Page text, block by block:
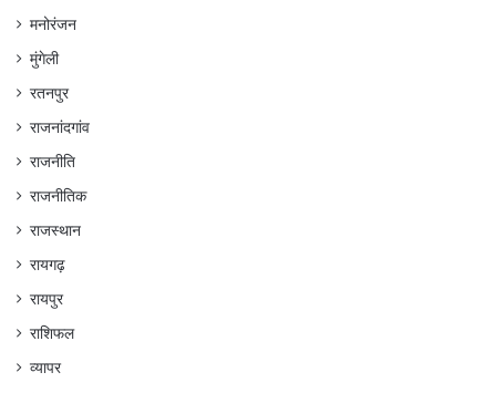
मनोरंजन
मुंगेली
रतनपुर
राजनांदगांव
राजनीति
राजनीतिक
राजस्थान
रायगढ़
रायपुर
राशिफल
व्यापर